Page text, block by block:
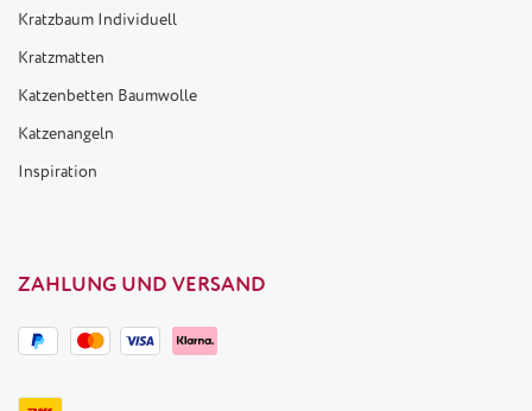
Kratzbaum Individuell
Kratzmatten
Katzenbetten Baumwolle
Katzenangeln
Inspiration
ZAHLUNG UND VERSAND